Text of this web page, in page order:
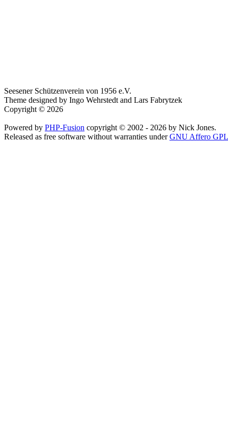
Seesener Schützenverein von 1956 e.V.
Theme designed by Ingo Wehrstedt and Lars Fabrytzek
Copyright © 2026
Powered by PHP-Fusion copyright © 2002 - 2026 by Nick Jones.
Released as free software without warranties underGNU Affero GPL